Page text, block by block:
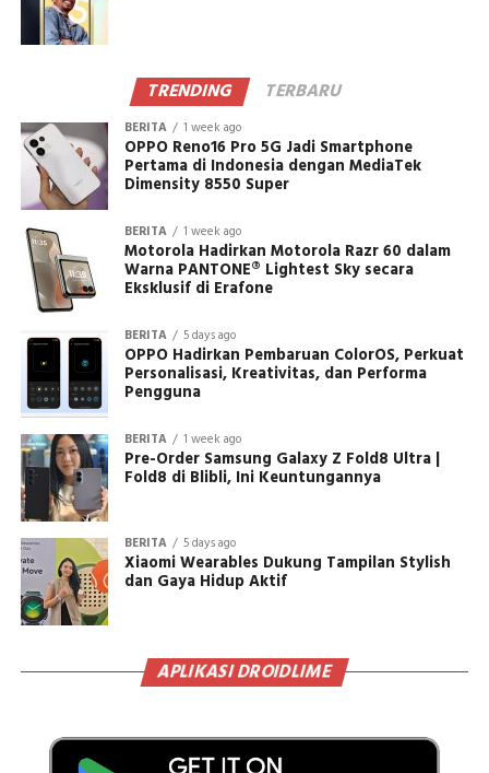
TRENDING TERBARU
BERITA 1 week ago
OPPO Reno16 Pro 5G Jadi Smartphone
Pertama di Indonesia dengan MediaTek
Dimensity 8550 Super
BERITA 1 week ago
Motorola Hadirkan Motorola Razr 60 dalam
Warna PANTONE® Lightest Sky secara
Eksklusif di Erafone
BERITA 5 days ago
OPPO Hadirkan Pembaruan ColorOS, Perkuat
Personalisasi, Kreativitas, dan Performa
Pengguna
BERITA 1 week ago
Pre-Order Samsung Galaxy Z Fold8 Ultra |
Fold8 di Blibli, Ini Keuntungannya
BERITA 5 days ago
Xiaomi Wearables Dukung Tampilan Stylish
dan Gaya Hidup Aktif
APLIKASI DROIDLIME